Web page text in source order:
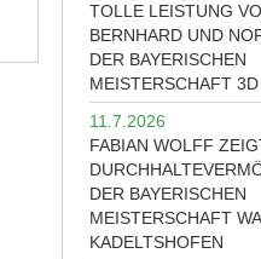
TOLLE LEISTUNG
BERNHARD UND
DER BAYERISCHEN
MEISTERSCHAFT 3D
11.7.2026
FABIAN WOLFF
DER BAYERISCHEN
MEISTERSCHAFT
KADELTSHOFEN